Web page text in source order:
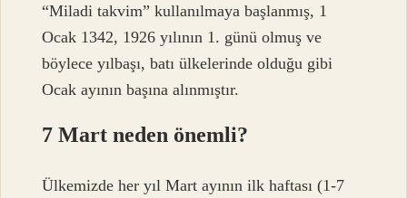
“Miladi takvim” kullanılmaya başlanmış, 1
Ocak 1342, 1926 yılının 1. günü olmuş ve
böylece yılbaşı, batı ülkelerinde olduğu gibi
Ocak ayının başına alınmıştır.
7 Mart neden önemli?
Ülkemizde her yıl Mart ayının ilk haftası (1-7